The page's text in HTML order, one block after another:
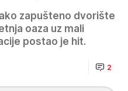
zapušteno dvorište
oaza uz mali
postao je hit.
2